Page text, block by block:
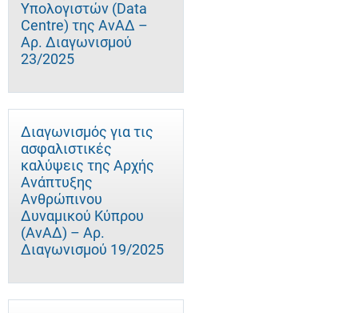
Υπολογιστών (Data
Centre) της ΑνΑΔ –
Αρ. Διαγωνισμού
23/2025
Διαγωνισμός για τις
ασφαλιστικές
καλύψεις της Αρχής
Ανάπτυξης
Ανθρώπινου
Δυναμικού Κύπρου
(ΑνΑΔ) – Αρ.
Διαγωνισμού 19/2025